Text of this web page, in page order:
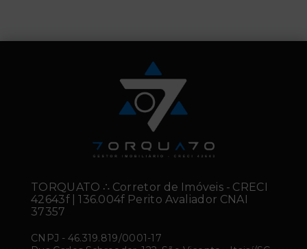
TORQUATO ∴ Corretor de Imóveis - CRECI
42643f | 136.004f Perito Avaliador CNAI
37357
CNPJ - 46.319.819/0001-17